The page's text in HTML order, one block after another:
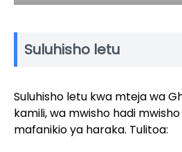
Suluhisho letu
Suluhisho letu kwa mteja wa
kamili, wa mwisho hadi
mafanikio ya haraka. Tulitoa: